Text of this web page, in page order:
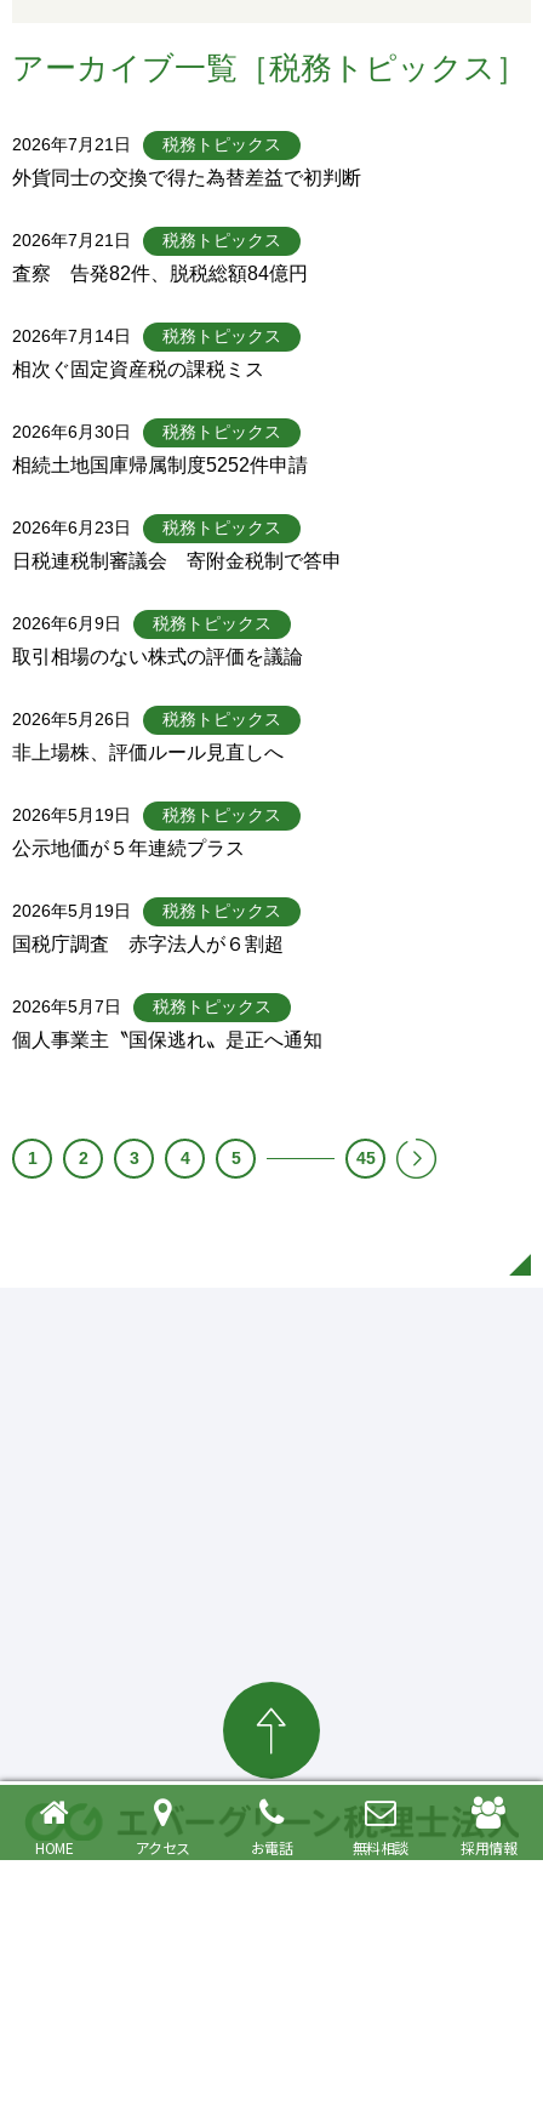
HOME アクセス お電話 無料相談 採用情報
アーカイブ一覧［税務トピックス］
2026年7月21日 税務トピックス
外貨同士の交換で得た為替差益で初判断
2026年7月21日 税務トピックス
査察 告発82件、脱税総額84億円
2026年7月14日 税務トピックス
相次ぐ固定資産税の課税ミス
2026年6月30日 税務トピックス
相続土地国庫帰属制度5252件申請
2026年6月23日 税務トピックス
日税連税制審議会 寄附金税制で答申
2026年6月9日 税務トピックス
取引相場のない株式の評価を議論
2026年5月26日 税務トピックス
非上場株、評価ルール見直しへ
2026年5月19日 税務トピックス
公示地価が５年連続プラス
2026年5月19日 税務トピックス
国税庁調査 赤字法人が６割超
2026年5月7日 税務トピックス
個人事業主〝国保逃れ〟是正へ通知
1 2 3 4 5 45